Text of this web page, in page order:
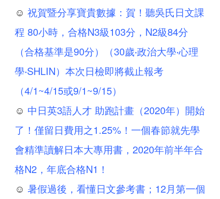
☺ 祝賀暨分享寶貴數據：賀！聽吳氏日文課
程 80小時，合格N3級103分，N2級84分
（合格基準是90分）（30歲‧政治大學‧心理
學‧SHLIN）本次日檢即將截止報考
（4/1~4/15或9/1~9/15）
☺ 中日英3語人才 助跑計畫（2020年）開始
了！僅留日費用之1.25%！一個春節就先學
會精準讀解日本大專用書，2020年前半年合
格N2，年底合格N1！
☺ 暑假過後，看懂日文參考書；12月第一個